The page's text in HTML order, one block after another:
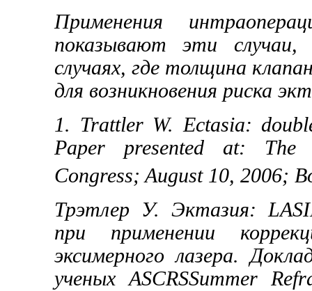
Применения
показывают эти
случаях, где толщина
для возникновения риска
1. Trattler W. Ectasia:
Paper presented at: The
Congress; August 10, 2006;
Трэтлер У. Эктазия:
при применении
эксимерного лазера.
ученых ASCRSSummer